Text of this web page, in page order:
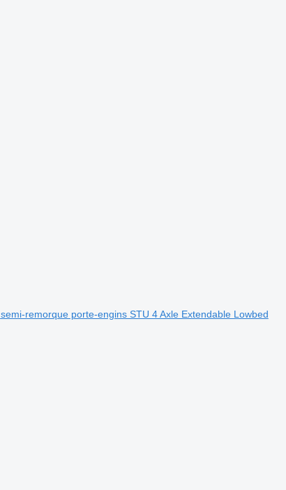
semi-remorque porte-engins STU 4 Axle Extendable Lowbed